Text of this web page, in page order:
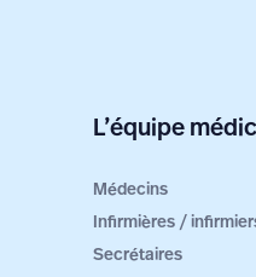
L’équipe
Médecins
Infirmières /
Secrétaires